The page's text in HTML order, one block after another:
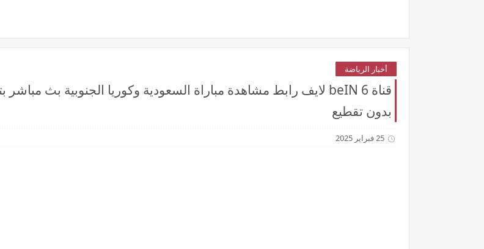
أخبار الرياضة
بدون تقطيع
25 فبراير 2025